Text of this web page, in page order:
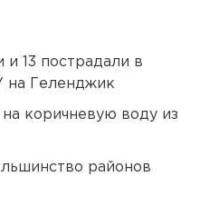
и 13 пострадали в
на Геленджик
коричневую воду из
районов